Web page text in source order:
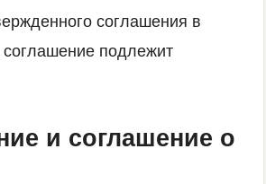
соглашения в
соглашение подлежит
и соглашение о